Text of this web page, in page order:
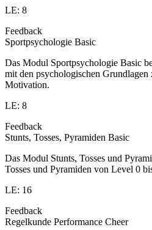
LE: 8
Feedback
Sportpsychologie Basic
Das Modul Sportpsychologie Basic
mit den psychologischen Grundlagen
Motivation.
LE: 8
Feedback
Stunts, Tosses, Pyramiden Basic
Das Modul Stunts, Tosses und
Tosses und Pyramiden von Level 0
LE: 16
Feedback
Regelkunde Performance Cheer